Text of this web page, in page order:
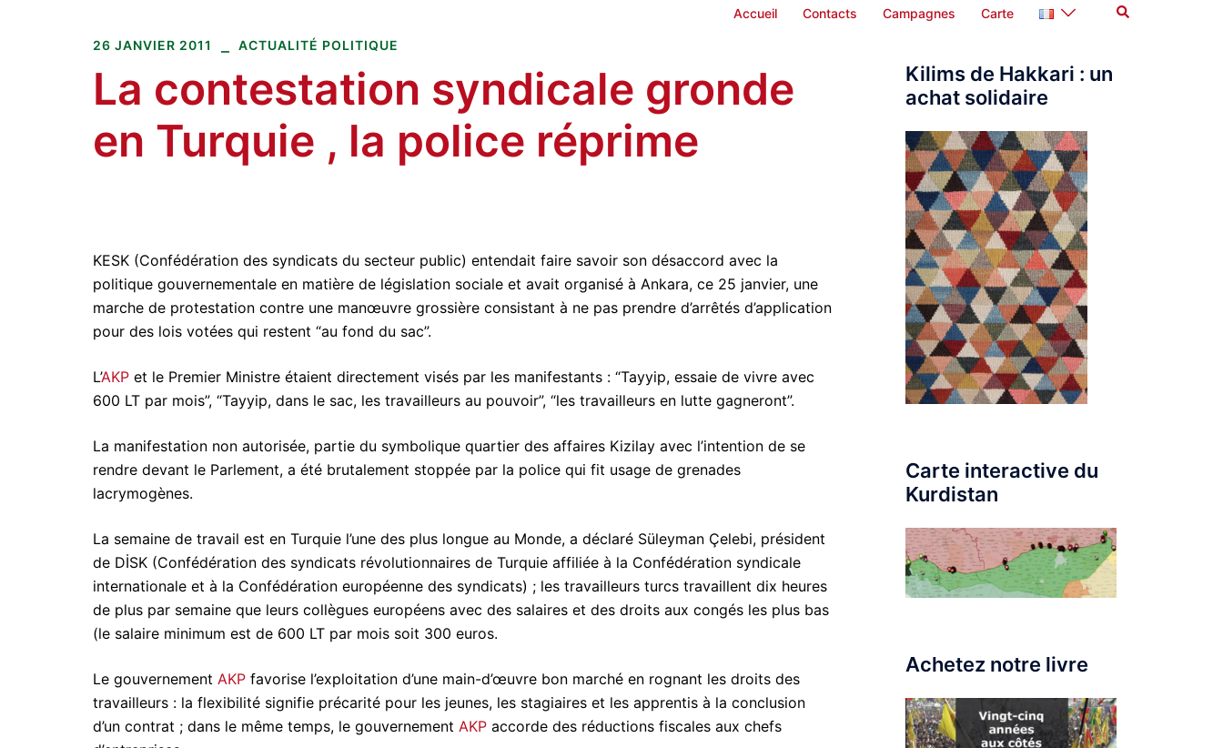
Accueil Contacts Campagnes Carte Rechercher
26 JANVIER 2011 ACTUALITÉ POLITIQUE
La contestation syndicale gronde
en Turquie , la police réprime
KESK (Confédération des syndicats du secteur public) entendait faire savoir son désaccord avec la
politique gouvernementale en matière de législation sociale et avait organisé à Ankara, ce 25 janvier, une
marche de protestation contre une manœuvre grossière consistant à ne pas prendre d’arrêtés d’application
pour des lois votées qui restent “au fond du sac”.
L’AKP et le Premier Ministre étaient directement visés par les manifestants : “Tayyip, essaie de vivre avec
600 LT par mois”, “Tayyip, dans le sac, les travailleurs au pouvoir”, “les travailleurs en lutte gagneront”.
La manifestation non autorisée, partie du symbolique quartier des affaires Kizilay avec l’intention de se
rendre devant le Parlement, a été brutalement stoppée par la police qui fit usage de grenades
lacrymogènes.
La semaine de travail est en Turquie l’une des plus longue au Monde, a déclaré Süleyman Çelebi, président
de DİSK (Confédération des syndicats révolutionnaires de Turquie affiliée à la Confédération syndicale
internationale et à la Confédération européenne des syndicats) ; les travailleurs turcs travaillent dix heures
de plus par semaine que leurs collègues européens avec des salaires et des droits aux congés les plus bas
(le salaire minimum est de 600 LT par mois soit 300 euros.
Le gouvernement AKP favorise l’exploitation d’une main-d’œuvre bon marché en rognant les droits des
travailleurs : la flexibilité signifie précarité pour les jeunes, les stagiaires et les apprentis à la conclusion
d’un contrat ; dans le même temps, le gouvernement AKP accorde des réductions fiscales aux chefs
Kilims de Hakkari : un
achat solidaire
Carte interactive du
Kurdistan
Achetez notre livre